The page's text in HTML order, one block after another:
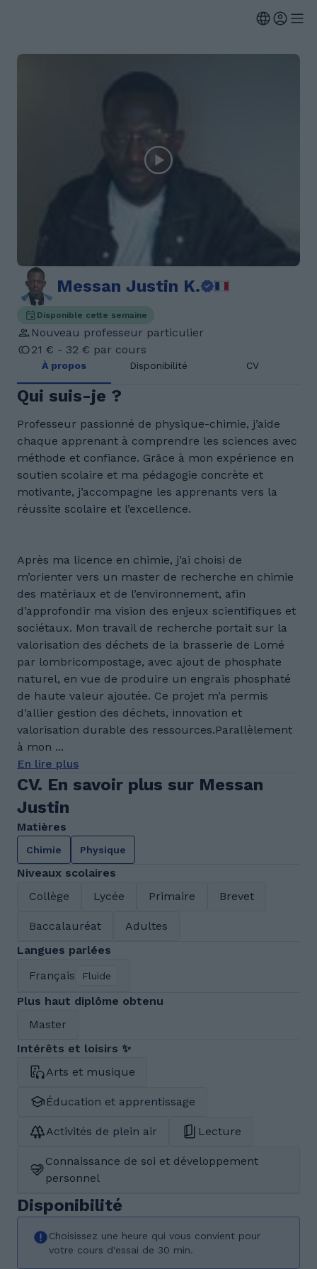
Messan Justin K.
Disponible cette semaine
Nouveau professeur particulier
21 € - 32 € par cours
À propos Disponibilité CV
Qui suis-je ?
Professeur passionné de physique-chimie, j’aide
chaque apprenant à comprendre les sciences avec
méthode et confiance. Grâce à mon expérience en
soutien scolaire et ma pédagogie concrète et
motivante, j’accompagne les apprenants vers la
réussite scolaire et l’excellence.
Après ma licence en chimie, j’ai choisi de
m’orienter vers un master de recherche en chimie
des matériaux et de l’environnement, afin
d’approfondir ma vision des enjeux scientifiques et
sociétaux. Mon travail de recherche portait sur la
valorisation des déchets de la brasserie de Lomé
par lombricompostage, avec ajout de phosphate
naturel, en vue de produire un engrais phosphaté
de haute valeur ajoutée. Ce projet m’a permis
d’allier gestion des déchets, innovation et
valorisation durable des ressources.Parallèlement
à mon ...
En lire plus
CV. En savoir plus sur Messan
Justin
Matières
Chimie Physique
Niveaux scolaires
Collège
Lycée Primaire Brevet
Baccalauréat
Adultes
Langues parlées
Français
Fluide
Plus haut diplôme obtenu
Master
Intérêts et loisirs ✨
Arts et musique
Éducation et apprentissage
Activités de plein air Lecture
Connaissance de soi et développement
personnel
Disponibilité
Choisissez une heure qui vous convient pour
votre cours d'essai de 30 min.